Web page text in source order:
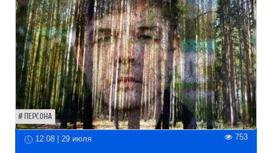
ПЕРСОНА
12:08 | 29 июля 753